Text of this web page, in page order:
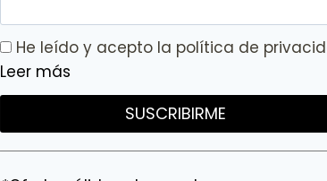
He leído y acepto la política de
Leer más
SUSCRIBIRME